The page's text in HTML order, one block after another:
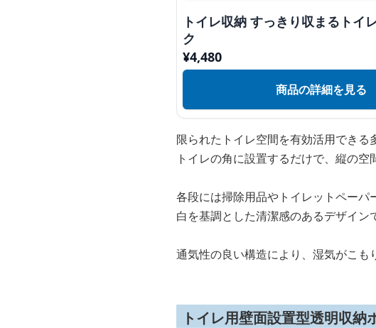
トイレ収納 すっきり収まるトイ
ク
¥4,480
商品の詳細を見る
限られたトイレ空間を有効活用できる
トイレの角に設置するだけで、縦の空
各段には掃除用品やトイレットペーパ
白を基調とした清潔感のあるデザイン
通気性の良い構造により、湿気がこも
トイレ用壁面設置型透明収納